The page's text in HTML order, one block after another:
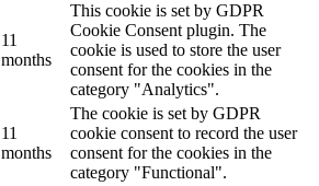
11
months
This cookie is set by GDPR
Cookie Consent plugin. The
cookie is used to store the user
consent for the cookies in the
category "Analytics".
11
months
The cookie is set by GDPR
cookie consent to record the user
consent for the cookies in the
category "Functional".